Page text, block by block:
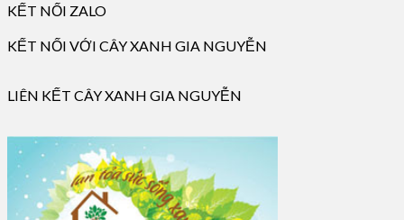
KẾT NỐI ZALO
KẾT NỐI VỚI CÂY XANH GIA NGUYỄN
LIÊN KẾT CÂY XANH GIA NGUYỄN